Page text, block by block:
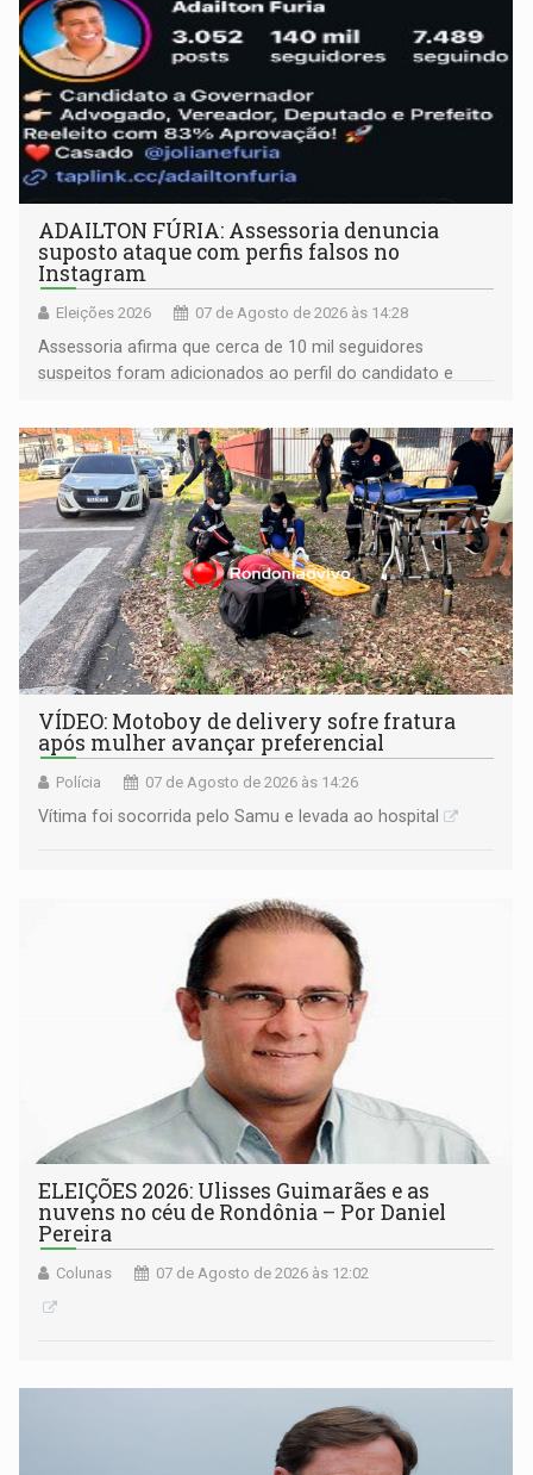
ADAILTON FÚRIA: Assessoria denuncia
suposto ataque com perfis falsos no
Instagram
Eleições 2026 07 de Agosto de 2026 às 14:28
Assessoria afirma que cerca de 10 mil seguidores
suspeitos foram adicionados ao perfil do candidato e
remover as contas
VÍDEO: Motoboy de delivery sofre fratura
após mulher avançar preferencial
Polícia 07 de Agosto de 2026 às 14:26
Vítima foi socorrida pelo Samu e levada ao hospital
ELEIÇÕES 2026: Ulisses Guimarães e as
nuvens no céu de Rondônia – Por Daniel
Pereira
Colunas 07 de Agosto de 2026 às 12:02